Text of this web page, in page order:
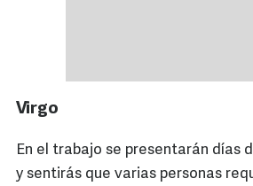
Virgo
En el trabajo se presentarán días
y sentirás que varias personas